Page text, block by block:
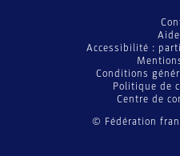
© Fédération
Accessibilité :
Conditions
Politique de
Centre de